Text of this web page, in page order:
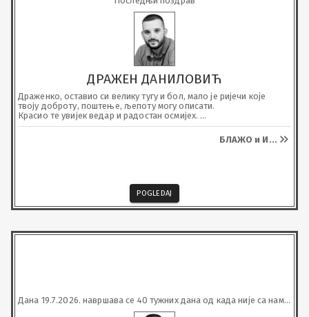
ДРАЖЕН ДАНИЛОВИЋ
Драженко, оставио си велику тугу и бол, мало је ријечи које
твоју доброту, поштење, љепоту могу описати.
Красио те увијек ведар и радостан осмијех.
БИО СИ ВОЉЕН.
БЛАЖО и И ...
POGLEDAJ
Дана 19.7.2026. навршава се 40 тужних дана од када није са нама
наш син и брат